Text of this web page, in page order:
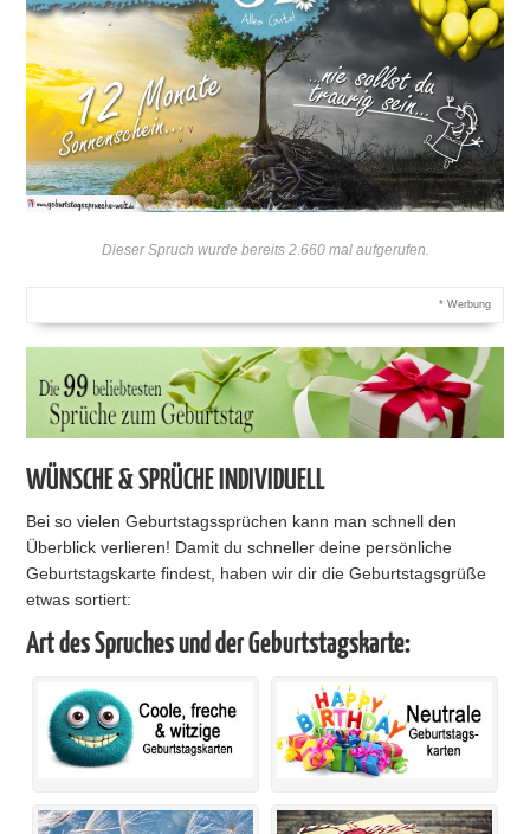
Dieser Spruch wurde bereits 2.660 mal aufgerufen.
* Werbung
WÜNSCHE & SPRÜCHE INDIVIDUELL
Bei so vielen Geburtstagssprüchen kann man schnell den
Überblick verlieren! Damit du schneller deine persönliche
Geburtstagskarte findest, haben wir dir die Geburtstagsgrüße
etwas sortiert:
Art des Spruches und der Geburtstagskarte: